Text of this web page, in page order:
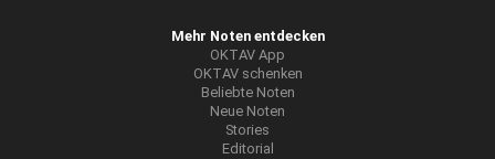
Mehr Noten entdecken
OKTAV App
OKTAV schenken
Beliebte Noten
Neue Noten
Stories
Editorial